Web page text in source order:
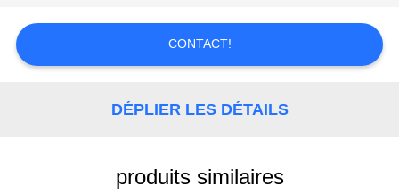
PLAN
CONTACT!
DÉPLIER LES DÉTAILS
produits similaires